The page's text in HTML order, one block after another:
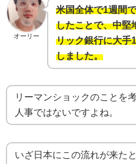
オーリー
米国全体で1週間
したことで、中堅
リック銀行に大手
しました。
リーマンショックのことを
人事ではないですよね。
いざ日本にこの流れが来た